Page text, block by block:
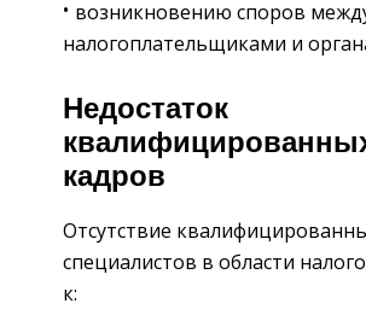
возникновению споров
налогоплательщиками и
Недостаток
кадров
Отсутствие
специалистов в области
к: